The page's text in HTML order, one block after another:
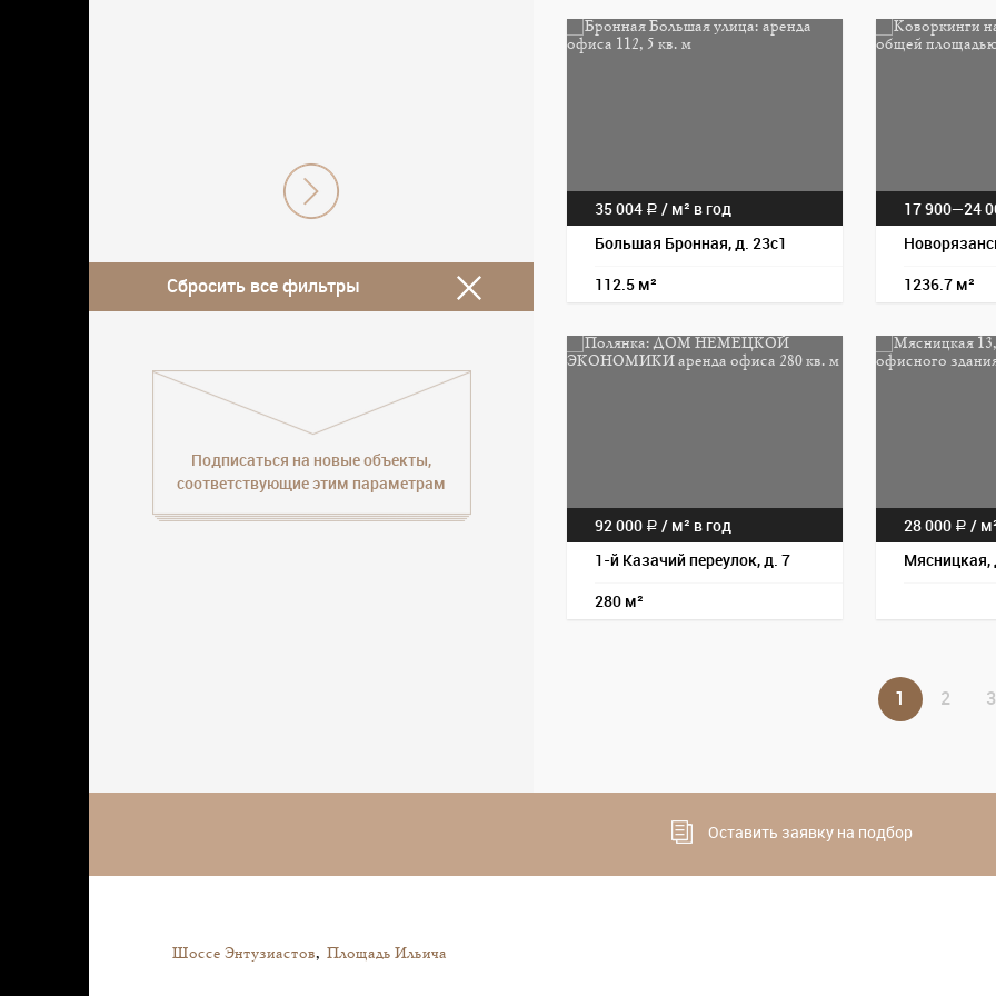
Сбросить все фильтры
Подписаться на новые объекты,
соответствующие этим параметрам
35 004 a / м² в год
Большая Бронная, д. 23с1
112.5 м²
17 900—24
1236.7 м²
92 000 a / м² в год
1-й Казачий переулок, д. 7
280 м²
28 000 a /
Мясницкая,
1 2 3
Оставить заявку на подбор
Шоссе Энтузиастов, Площадь Ильича